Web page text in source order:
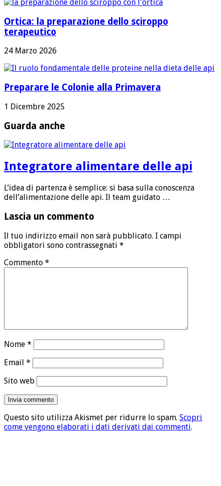
Ortica: la preparazione dello sciroppo
terapeutico
24 Marzo 2026
Preparare le Colonie alla Primavera
1 Dicembre 2025
Guarda anche
Integratore alimentare delle api
L’idea di partenza è semplice: si basa sulla conoscenza
dell’alimentazione delle api. Il team guidato …
Lascia un commento
Il tuo indirizzo email non sarà pubblicato. I campi
obbligatori sono contrassegnati *
Commento *
Nome *
Email *
Sito web
Questo sito utilizza Akismet per ridurre lo spam. Scopri
come vengono elaborati i dati derivati dai commenti.